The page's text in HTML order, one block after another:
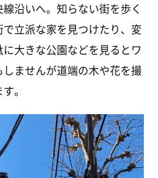
沿いへ。知らない街を歩く
立派な家を見つけたり、変
大きな公園などを見るとワ
ませんが道端の木や花を撮
。